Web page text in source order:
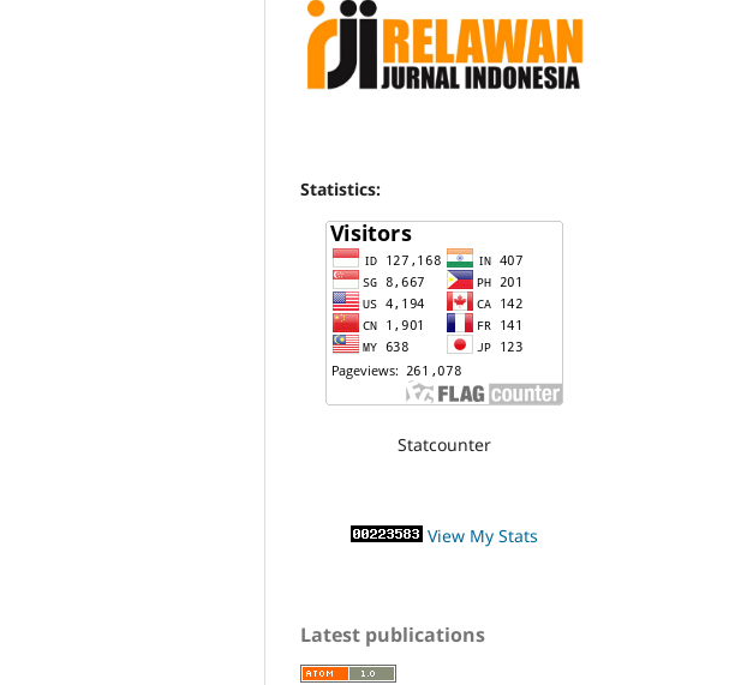
Statistics:
Statcounter
View My Stats
Latest publications